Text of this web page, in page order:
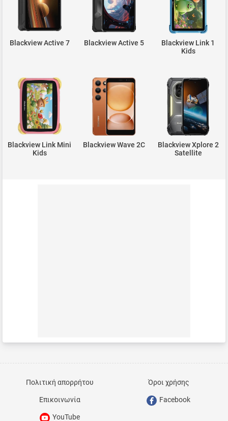
Blackview Active 7 Blackview Active 5
Blackview Link 1
Kids
Blackview Link Mini
Kids
Blackview Wave 2C
Blackview Xplore 2
Satellite
Πολιτική απορρήτου Όροι χρήσης
Επικοινωνία Facebook
YouTube